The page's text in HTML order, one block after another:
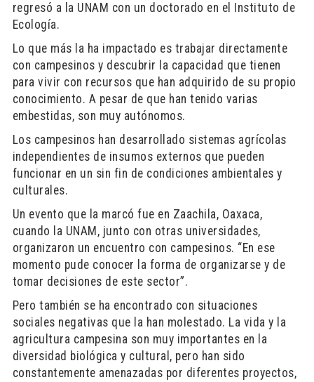
regresó a la UNAM con un doctorado en el Instituto de
Ecología.
Lo que más la ha impactado es trabajar directamente
con campesinos y descubrir la capacidad que tienen
para vivir con recursos que han adquirido de su propio
conocimiento. A pesar de que han tenido varias
embestidas, son muy autónomos.
Los campesinos han desarrollado sistemas agrícolas
independientes de insumos externos que pueden
funcionar en un sin fin de condiciones ambientales y
culturales.
Un evento que la marcó fue en Zaachila, Oaxaca,
cuando la UNAM, junto con otras universidades,
organizaron un encuentro con campesinos. “En ese
momento pude conocer la forma de organizarse y de
tomar decisiones de este sector”.
Pero también se ha encontrado con situaciones
sociales negativas que la han molestado. La vida y la
agricultura campesina son muy importantes en la
diversidad biológica y cultural, pero han sido
constantemente amenazadas por diferentes proyectos,